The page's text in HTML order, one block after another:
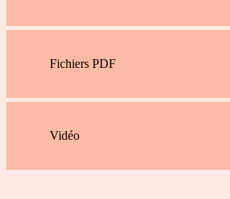
Fichiers PDF
Vidéo